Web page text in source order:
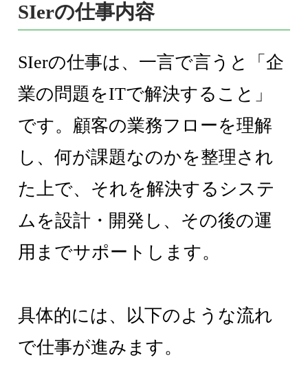
SIerの仕事内容
SIerの仕事は、一言で言うと「企
業の問題をITで解決すること」
です。顧客の業務フローを理解
し、何が課題なのかを整理され
た上で、それを解決するシステ
ムを設計・開発し、その後の運
用までサポートします。
具体的には、以下のような流れ
で仕事が進みます。